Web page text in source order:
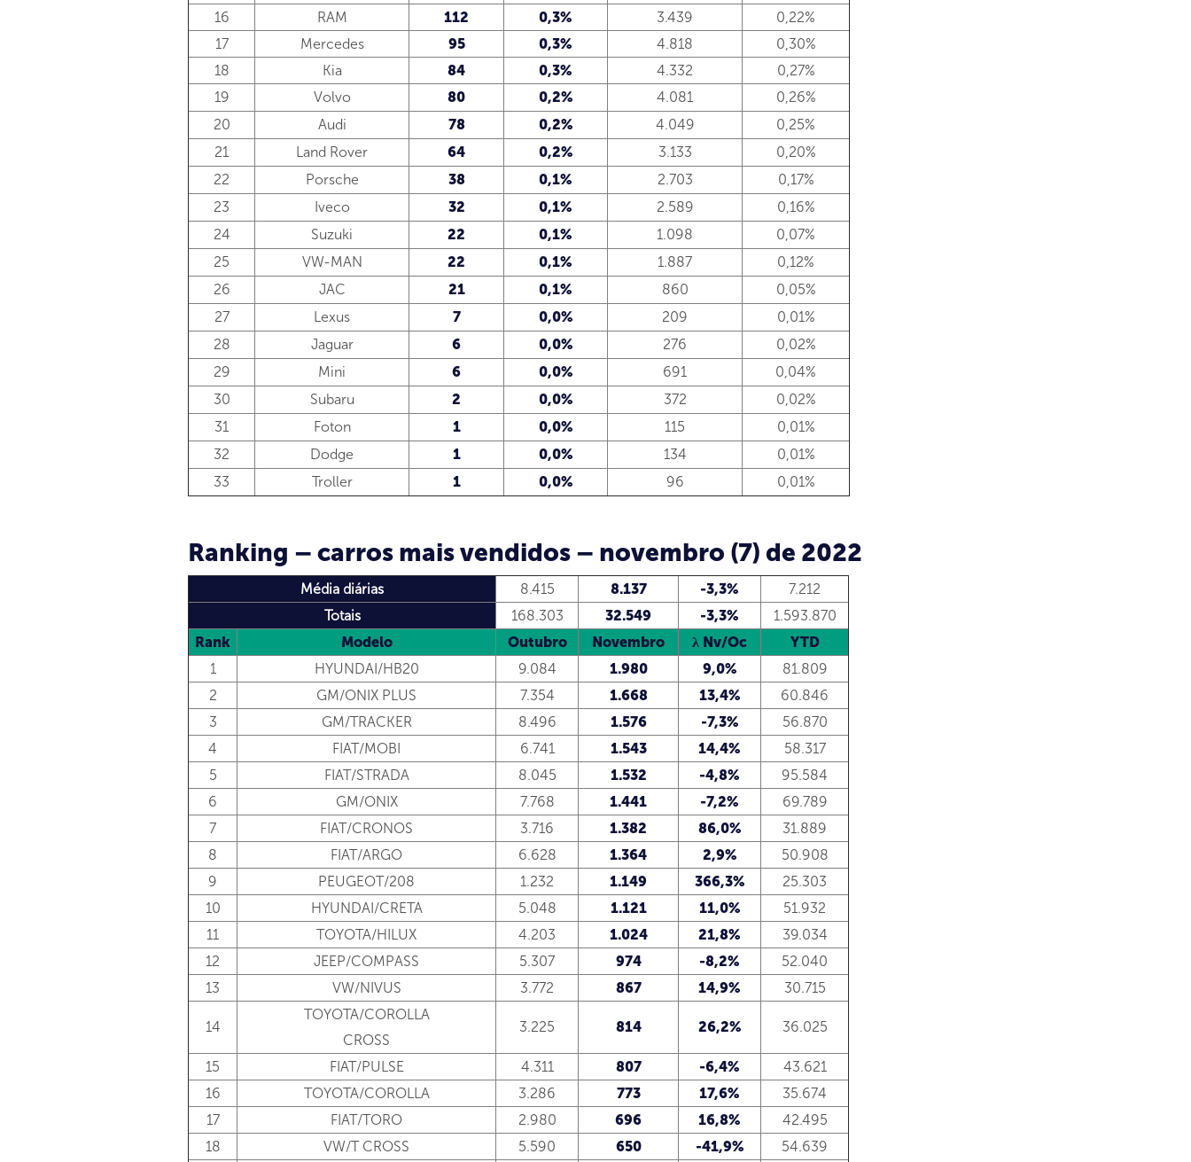
16
RAM 112 0,3% 3.439
0,22%
17
Mercedes 95 0,3% 4.818
0,30%
18
Kia 84 0,3% 4.332
0,27%
19
Volvo 80 0,2% 4.081
0,26%
20
Audi 78 0,2% 4.049
0,25%
21
Land Rover 64 0,2% 3.133
0,20%
22
Porsche 38 0,1% 2.703
0,17%
23
Iveco 32 0,1% 2.589
0,16%
24
Suzuki 22 0,1% 1.098
0,07%
25
VW-MAN 22 0,1% 1.887
0,12%
26
JAC 21 0,1% 860
0,05%
27
Lexus 7 0,0% 209
0,01%
28
Jaguar 6 0,0% 276
0,02%
29
Mini 6 0,0% 691
0,04%
30
Subaru 2 0,0% 372
0,02%
31
Foton 1 0,0% 115
0,01%
32
Dodge 1 0,0% 134
0,01%
33
Troller 1 0,0% 96 0,01%
Ranking – carros mais vendidos – novembro (7) de 2022
Média diárias 8.415 8.137 -3,3%
7.212
Totais
168.303 32.549 -3,3%
1.593.870
Rank
Modelo Outubro Novembro λ Nv/Oc
YTD
1
HYUNDAI/HB20 9.084 1.980 9,0%
81.809
2
GM/ONIX PLUS 7.354 1.668 13,4%
60.846
3
GM/TRACKER 8.496 1.576 -7,3%
56.870
4
FIAT/MOBI 6.741 1.543 14,4%
58.317
5
FIAT/STRADA 8.045 1.532 -4,8%
95.584
6
GM/ONIX 7.768 1.441 -7,2%
69.789
7
FIAT/CRONOS 3.716 1.382 86,0%
31.889
8
FIAT/ARGO 6.628 1.364 2,9%
50.908
9
PEUGEOT/208 1.232 1.149 366,3%
25.303
10
HYUNDAI/CRETA 5.048 1.121 11,0%
51.932
11
TOYOTA/HILUX 4.203 1.024 21,8%
39.034
12
JEEP/COMPASS 5.307 974 -8,2%
52.040
13
VW/NIVUS 3.772 867 14,9% 30.715
14
TOYOTA/COROLLA
CROSS
3.225 814 26,2% 36.025
15 FIAT/PULSE 4.311 807 -6,4%
43.621
16
TOYOTA/COROLLA 3.286 773 17,6%
35.674
17
FIAT/TORO 2.980 696 16,8%
42.495
18
VW/T CROSS 5.590 650 -41,9% 54.639